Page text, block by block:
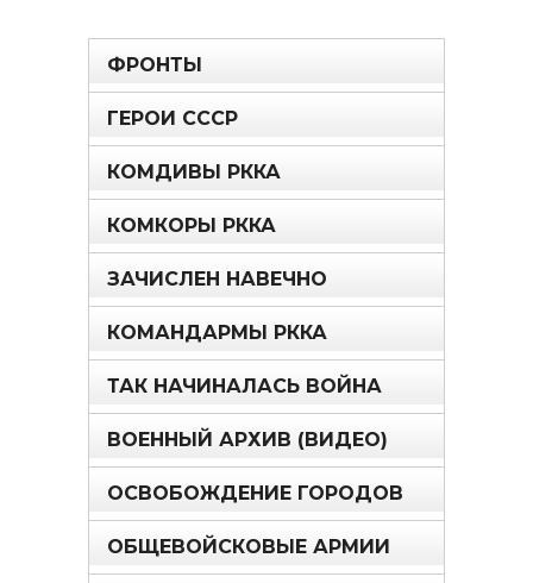
ФРОНТЫ
ГЕРОИ СССР
КОМДИВЫ РККА
КОМКОРЫ РККА
ЗАЧИСЛЕН НАВЕЧНО
КОМАНДАРМЫ РККА
ТАК НАЧИНАЛАСЬ ВОЙНА
ВОЕННЫЙ АРХИВ (ВИДЕО)
ОСВОБОЖДЕНИЕ ГОРОДОВ
ОБЩЕВОЙСКОВЫЕ АРМИИ